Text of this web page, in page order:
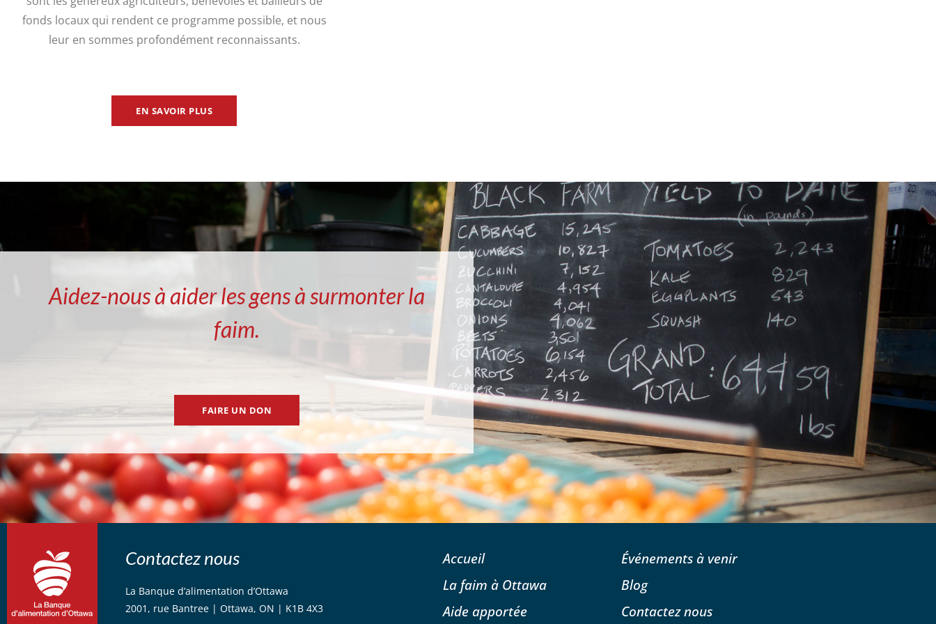
fonds locaux qui rendent ce programme possible, et nous
leur en sommes profondément reconnaissants.
EN SAVOIR PLUS
Aidez-nous à aider les gens à surmonter la
faim.
FAIRE UN DON
Contactez nous
La Banque d’alimentation d’Ottawa
2001, rue Bantree | Ottawa, ON | K1B 4X3
Accueil
La faim à Ottawa
Aide apportée
Événements à venir
Blog
Contactez nous